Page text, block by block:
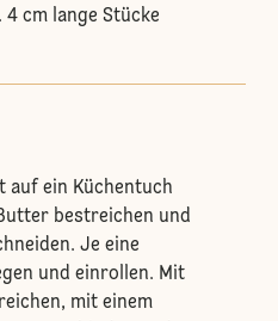
cm lange Stücke
auf ein Küchentuch
bestreichen und
Je eine
und einrollen. Mit
mit einem